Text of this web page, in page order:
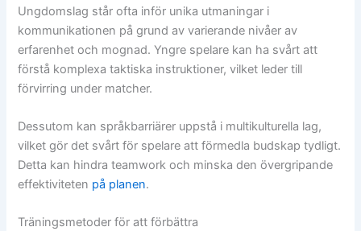
Ungdomslag står ofta inför unika utmaningar i
kommunikationen på grund av varierande nivåer av
erfarenhet och mognad. Yngre spelare kan ha svårt att
förstå komplexa taktiska instruktioner, vilket leder till
förvirring under matcher.
Dessutom kan språkbarriärer uppstå i multikulturella lag,
vilket gör det svårt för spelare att förmedla budskap tydligt.
Detta kan hindra teamwork och minska den övergripande
effektiviteten på planen.
Träningsmetoder för att förbättra